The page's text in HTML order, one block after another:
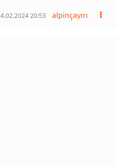
alpinçayırı
20:53